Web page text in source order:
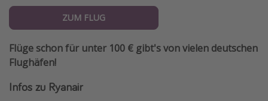
ZUM FLUG
Flüge schon für unter 100 € gibt's von vielen deutschen
Flughäfen!
Infos zu Ryanair